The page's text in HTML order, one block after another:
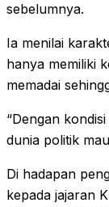
sebelumnya.
Ia menilai
hanya memiliki
memadai
“Dengan
dunia politik
Di hadapan
kepada jajaran